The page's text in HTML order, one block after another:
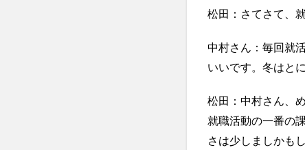
松田：さてさて、
中村さん：毎回就
いいです。冬はと
松田：中村さん、
就職活動の一番の
さは少しましかも